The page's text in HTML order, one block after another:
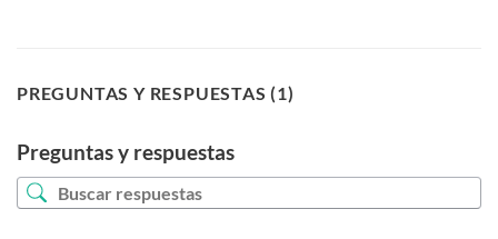
PREGUNTAS Y RESPUESTAS (1)
Preguntas y respuestas